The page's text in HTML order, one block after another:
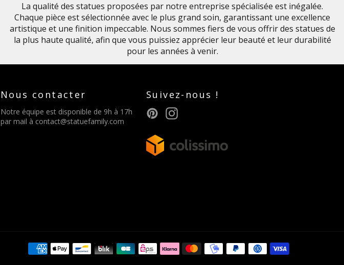
La qualité des statues proposées par notre entreprise spécialisée est inégalée.
Chaque pièce est sélectionnée avec le plus grand soin, garantissant une excellence
artistique et une finition impeccable. Nous sommes fiers de vous offrir des statues de
la plus haute qualité, afin que vous puissiez apprécier leur beauté et leur durabilité
pour les années à venir.
Nous contacter
Notre équipe est disponible de 9h à 17h
par mail à contact@statuefamily.com
Suivez-nous !
Pinterest